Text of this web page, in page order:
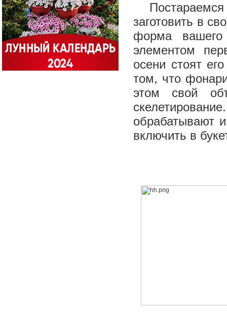
Постараемся
заготовить в
форма
элементом
осени стоят
том, что
этом свой
обрабатывают
включить в